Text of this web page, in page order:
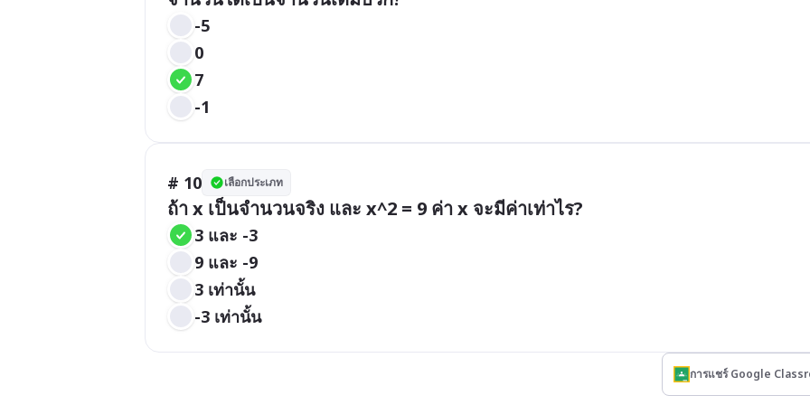
-5
0
7
-1
# 10 เลือกประเภท
ถ้า x เป็นจำนวนจริง และ x^2 = 9 ค่า x จะมีค่าเท่าไร?
3 และ -3
9 และ -9
3 เท่านั้น
-3 เท่านั้น
การแชร์ Google